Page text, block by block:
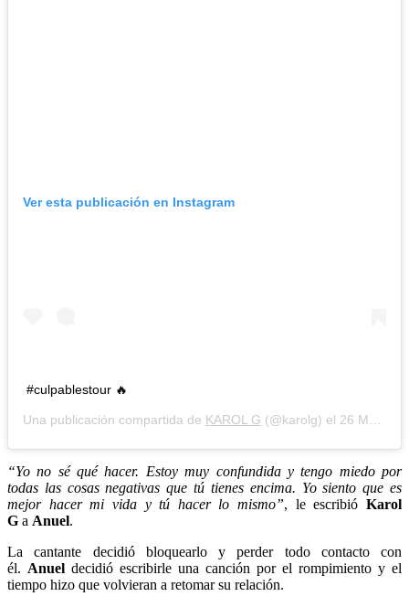
Ver esta publicación en Instagram
#culpablestour 🔥
Una publicación compartida de KAROL G (@karolg) el 26 Mar, 2019 a las 8:11 PDT
“Yo no sé qué hacer. Estoy muy confundida y tengo miedo por
todas las cosas negativas que tú tienes encima. Yo siento que es
mejor hacer mi vida y tú hacer lo mismo”, le escribióKarol
G a Anuel.
La cantante decidió bloquearlo y perder todo contacto con
él. Anuel decidió escribirle una canción por el rompimiento y el
tiempo hizo que volvieran a retomar su relación.